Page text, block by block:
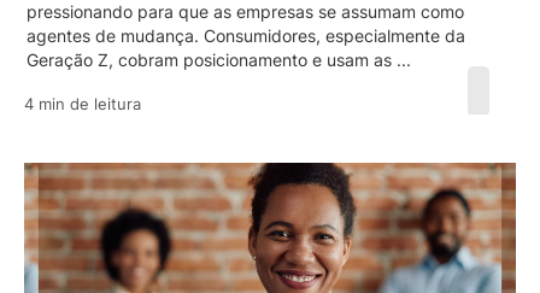
pressionando para que as empresas se assumam como
agentes de mudança. Consumidores, especialmente da
Geração Z, cobram posicionamento e usam as ...
4 min de leitura